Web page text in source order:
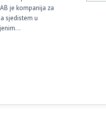
je kompanija za
sjedistem u